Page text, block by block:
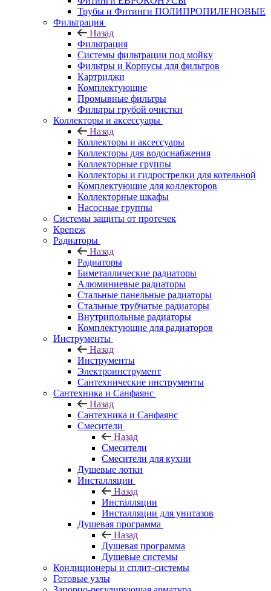
Трубы и Фитинги ПОЛИПРОПИЛЕНОВЫЕ
Фильтрация
Назад
Фильтрация
Системы фильтрации под мойку
Фильтры и Корпусы для фильтров
Картриджи
Комплектующие
Промывные фильтры
Фильтры грубой очистки
Коллекторы и аксессуары
Назад
Коллекторы и аксессуары
Коллекторы для водоснабжения
Коллекторные группы
Коллекторы и гидрострелки для котельной
Комплектующие для коллекторов
Коллекторные шкафы
Насосные группы
Системы защиты от протечек
Крепеж
Радиаторы
Назад
Радиаторы
Биметаллические радиаторы
Алюминиевые радиаторы
Стальные панельные радиаторы
Стальные трубчатые радиаторы
Внутрипольные радиаторы
Комплектующие для радиаторов
Инструменты
Назад
Инструменты
Электроинструмент
Сантехнические инструменты
Сантехника и Санфаянс
Назад
Сантехника и Санфаянс
Смесители
Назад
Смесители
Смесители для кухни
Душевые лотки
Инсталляции
Назад
Инсталляции
Инсталляции для унитазов
Душевая программа
Назад
Душевая программа
Душевые системы
Кондиционеры и сплит-системы
Готовые узлы